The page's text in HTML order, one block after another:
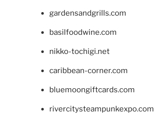
gardensandgrills.com
basilfoodwine.com
nikko-tochigi.net
caribbean-corner.com
bluemoongiftcards.com
rivercitysteampunkexpo.com